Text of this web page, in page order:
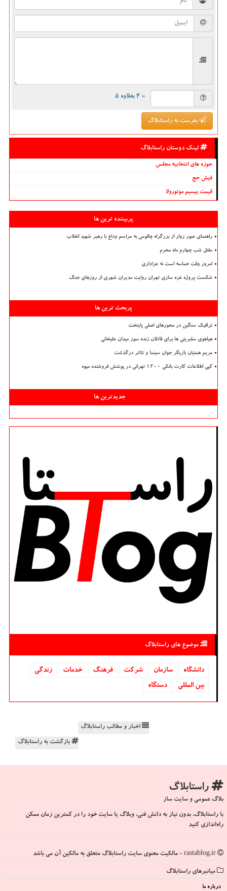
= ۴ بعلاوه ۵
بفرست به راستابلاگ
لینک دوستان راستابلاگ
حوزه های انتخابیه مجلس
فیش حج
قیمت بیسیم موتورولا
پربیننده ترین ها
راهنمای عبور زوار از بزرگراه چالوس به مراسم وداع با رهبر شهید انقلاب
مقتل شب چهارم ماه محرم
امروز وقت حماسه است نه عزاداری
شکست پروژه غزه سازی تهران روایت مدیران شهری از روزهای جنگ
پربحث ترین ها
ترافیک سنگین در محورهای اصلی پایتخت
هیاهوی سلبریتی ها برای قاتلان زنده سوز میدان علیخانی
مریم همتیان بازیگر جوان سینما و تئاتر درگذشت
کپی اطلاعات کارت بانکی ۱۲۰۰ تهرانی در پوشش فروشنده میوه
جدیدترین ها
موضوع های راستابلاگ
دانشگاه‌ سازمان شركت فرهنگ خدمات
زندگی
بین المللی
دستگاه
اخبار و مطالب راستابلاگ
بازگشت به راستابلاگ
راستابلاگ
بلاگ عمومی و سایت ساز
با راستابلاگ، بدون نیاز به دانش فنی، وبلاگ یا سایت خود را در کمترین زمان ممکن
راه‌اندازی کنید
میانبرهای راستابلاگ
درباره ما